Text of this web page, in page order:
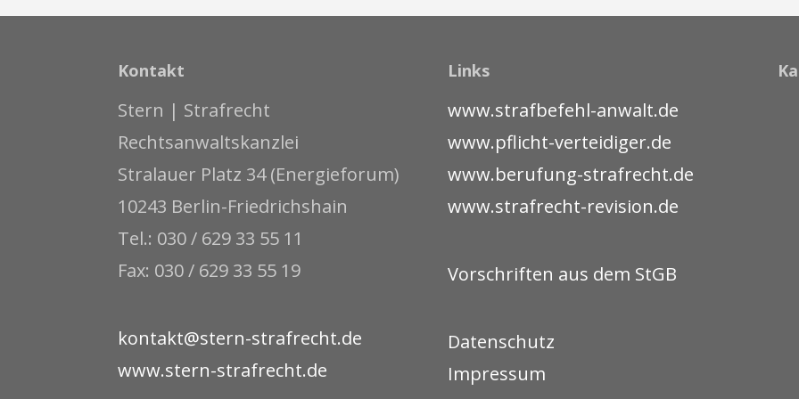
Kontakt
Stern | Strafrecht
Rechtsanwaltskanzlei
Stralauer Platz 34 (Energieforum)
10243 Berlin-Friedrichshain
Tel.: 030 / 629 33 55 11
Fax: 030 / 629 33 55 19
kontakt@stern-strafrecht.de
www.stern-strafrecht.de
Links
www.strafbefehl-anwalt.de
www.pflicht-verteidiger.de
www.berufung-strafrecht.de
www.strafrecht-revision.de
Vorschriften aus dem StGB
Datenschutz
Impressum